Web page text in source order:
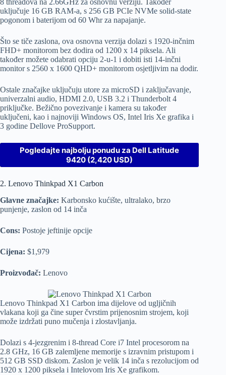
8 threadova na 2.66GHz za osnovnu verziju. Također
uključuje 16 GB RAM-a, s 256 GB PCIe NVMe solid-state
pogonom i baterijom od 60 Whr za napajanje.
Što se tiče zaslona, ​​ova osnovna verzija dolazi s 1920-inčnim
FHD+ monitorom bez dodira od 1200 x 14 piksela. Ali
također možete odabrati opciju 2-u-1 i dobiti isti 14-inčni
monitor s 2560 x 1600 QHD+ monitorom osjetljivim na dodir.
Ostale značajke uključuju utore za microSD i zaključavanje,
univerzalni audio, HDMI 2.0, USB 3.2 i Thunderbolt 4
priključke. Bežično povezivanje i kamera su također
uključeni, kao i najnoviji Windows OS, Intel Iris Xe grafika i
3 godine Dellove ProSupport.
Pogledajte najbolju ponudu za Dell Latitude
9420 (2,420 USD)
2. Lenovo Thinkpad X1 Carbon
Glavne značajke: Karbonsko kućište, ultralako, brzo
punjenje, zaslon od 14 inča
Cons: Postoje jeftinije opcije
Cijena: $1,979
Proizvođač: Lenovo
Lenovo Thinkpad X1 Carbon ima dijelove od ugljičnih
vlakana koji ga čine super čvrstim prijenosnim strojem, koji
može izdržati puno mučenja i zlostavljanja.
Dolazi s 4-jezgrenim i 8-thread Core i7 Intel procesorom na
2.8 GHz, 16 GB zalemljene memorije s izravnim pristupom i
512 GB SSD diskom. Zaslon je velik 14 inča s rezolucijom od
1920 x 1200 piksela i Intelovom Iris Xe grafikom.